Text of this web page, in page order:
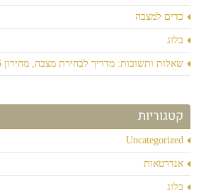
כדים למצבה
בלוג
שאלות ותשובות: מדריך לבחירת מצבה, מחירון 2026 וסוגי אבנים
קטגוריות
Uncategorized
אנדרטאות
בלוג